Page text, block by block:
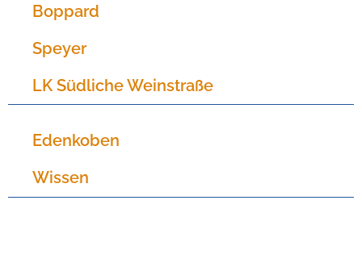
Boppard
Speyer
LK Südliche Weinstraße
Edenkoben
Wissen